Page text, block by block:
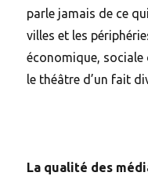
parle jamais de ce
villes et les
économique,
le théâtre d’un fait
La qualité des